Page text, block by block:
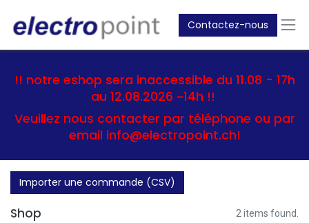
Contactez-nous
!! notre eshop sera inaccessible du 11.08 - 17h
au 12.08.2026 ~14h !!
Veuillez nous contacter par téléphone ou par
email info@electropoint.ch!
Importer une commande (CSV)
Shop 2 items found.